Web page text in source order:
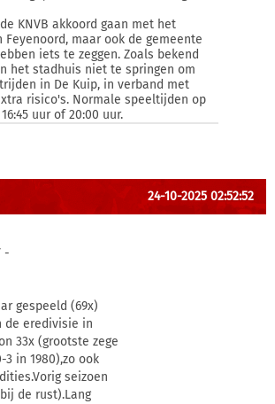
KNVB akkoord gaan met het
Feyenoord, maar ook de gemeente
iets te zeggen. Zoals bekend
het stadhuis niet te springen om
in De Kuip, in verband met
risico's. Normale speeltijden op
uur of 20:00 uur.
24-10-2025 02:52:52
-
gespeeld (69x)
de eredivisie in
33x (grootste zege
3 in 1980),zo ook
seizoen
de rust).Lang